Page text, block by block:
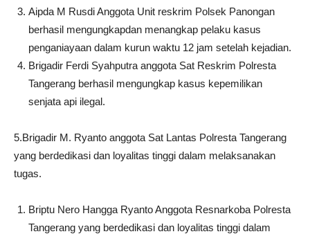
Aipda M Rusdi Anggota Unit reskrim Polsek Panongan
berhasil mengungkapdan menangkap pelaku kasus
penganiayaan dalam kurun waktu 12 jam setelah kejadian.
Brigadir Ferdi Syahputra anggota Sat Reskrim Polresta
Tangerang berhasil mengungkap kasus kepemilikan
senjata api ilegal.
5.Brigadir M. Ryanto anggota Sat Lantas Polresta Tangerang
yang berdedikasi dan loyalitas tinggi dalam melaksanakan
tugas.
Briptu Nero Hangga Ryanto Anggota Resnarkoba Polresta
Tangerang yang berdedikasi dan loyalitas tinggi dalam